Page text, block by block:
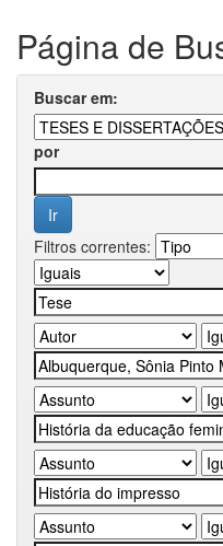
Página de
Buscar em:
por
Filtros correntes: